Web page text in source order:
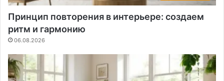
Принцип повторения в интерьере: создаем
ритм и гармонию
06.08.2026